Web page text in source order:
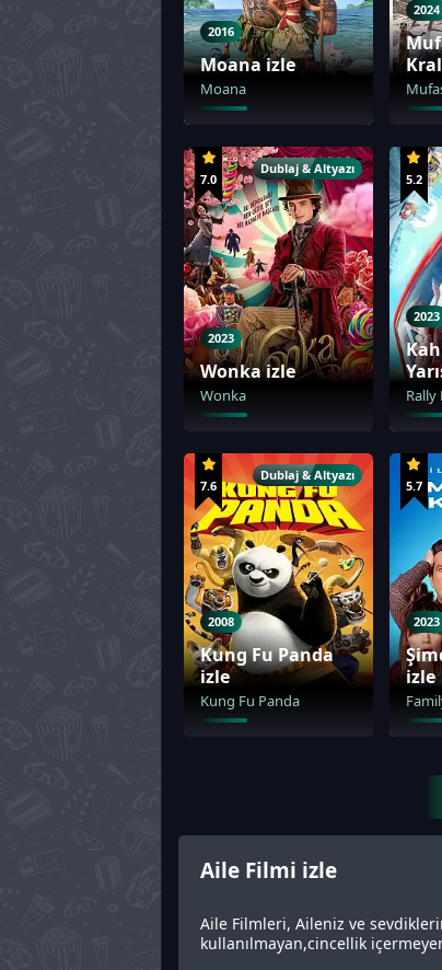
2016
Moana izle
Moana
2024
7.0
Dublaj & Altyazı
2023
Wonka izle
Wonka
5.2
2023
Rally
7.6
Dublaj & Altyazı
2008
Kung Fu Panda
izle
Kung Fu Panda
5.7
2023
izle
Aile Filmi izle
Aile Filmleri, Aileniz ve
kullanılmayan,cincellik